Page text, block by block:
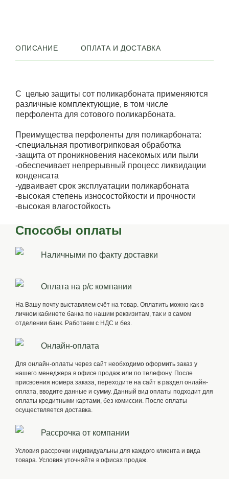
ОПИСАНИЕ ОПЛАТА И ДОСТАВКА
С целью защиты сот поликарбоната применяются
различные комплектующие, в том числе
перфолента для сотового поликарбоната.
Преимущества перфоленты для поликарбоната:
-специальная противогрипковая обработка
-защита от проникновения насекомых или пыли
-обеспечивает непрерывный процесс ликвидации
конденсата
-удваивает срок эксплуатации поликарбоната
-высокая степень износостойкости и прочности
-высокая влагостойкость
Способы оплаты
Наличными по факту доставки
Оплата на р/с компании
На Вашу почту выставляем счёт на товар. Оплатить можно как в
личном кабинете банка по нашим реквизитам, так и в самом
отделении банк. Работаем с НДС и без.
Онлайн-оплата
Для онлайн-оплаты через сайт необходимо оформить заказ у
нашего менеджера в офисе продаж или по телефону. После
присвоения номера заказа, переходите на сайт в раздел онлайн-
оплата, вводите данные и сумму. Данный вид оплаты подходит для
оплаты кредитными картами, без комиссии. После оплаты
осуществляется доставка.
Рассрочка от компании
Условия рассрочки индивидуальны для каждого клиента и вида
товара. Условия уточняйте в офисах продаж.